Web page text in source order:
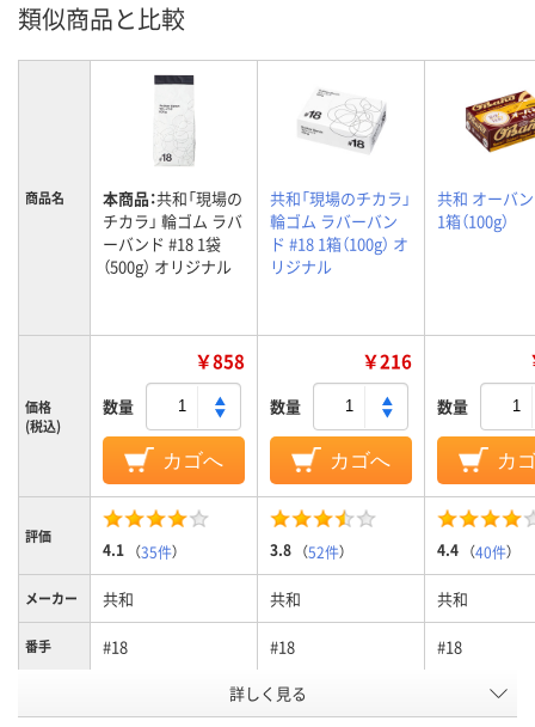
類似商品と比較
商品名 本商品：共和「現場の
チカラ」 輪ゴム ラバ
ーバンド #18 1袋
（500g） オリジナル
共和「現場のチカラ」
輪ゴム ラバーバン
ド #18 1箱（100g） オ
リジナル
共和 オーバ
1箱（100g）
価格
(税込)
￥858
数量
カゴへ
￥216
数量
カゴへ
数量
カ
評価
4.1 （35件） 3.8 （52件） 4.4 （40件）
メーカー 共和 共和 共和
番手 #18 #18 #18
ブラウン系 ブラウン系
詳しく見る